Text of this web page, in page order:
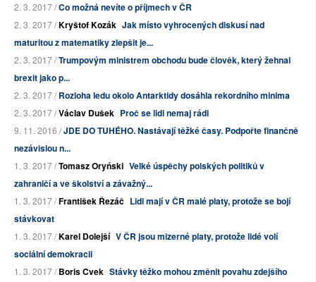
2. 3. 2017 /Co možná nevíte o příjmech v ČR
2. 3. 2017 /Kryštof Kozák Jak místo vyhrocených diskusí nad
maturitou z matematiky zlepšit je...
2. 3. 2017 /Trumpovým ministrem obchodu bude člověk, který žehnal
brexit jako p...
2. 3. 2017 /Rozloha ledu okolo Antarktidy dosáhla rekordního minima
2. 3. 2017 /Václav Dušek Proč se lidi nemaj rádi
9. 11. 2016 /JDE DO TUHÉHO. Nastávají těžké časy. Podpořte finančně
nezávislou n...
1. 3. 2017 /Tomasz Oryński Velké úspěchy polských politiků v
zahraničí a ve školství a závažný...
1. 3. 2017 /František Řezáč Lidi mají v ČR malé platy, protože se bojí
stávkovat
1. 3. 2017 /Karel Dolejší V ČR jsou mizerné platy, protože lidé volí
sociální demokracii
1. 3. 2017 /Boris Cvek Stávky těžko mohou změnit povahu zdejšího